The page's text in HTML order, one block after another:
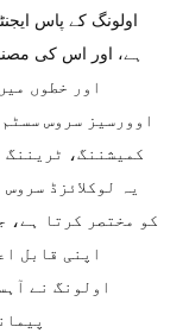
اولونگ کے پاس
اور خطوں
اوورسیز سروس
کمیشننگ،
یہ لوکلائزڈ
کو مختصر کرتا ہے،
اپنی قابل
اولونگ نے